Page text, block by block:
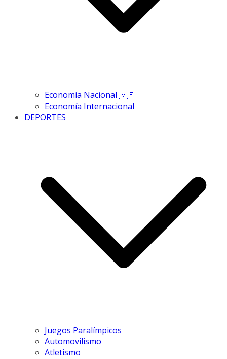
Economía Nacional 🇻🇪
Economía Internacional
DEPORTES
Juegos Paralímpicos
Automovilismo
Atletismo